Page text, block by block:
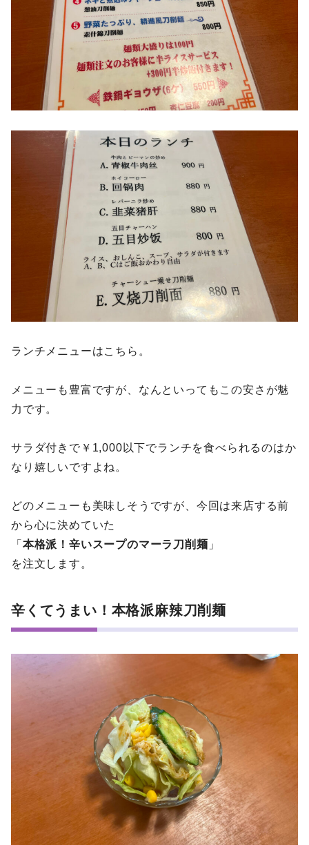
ランチメニューはこちら。
メニューも豊富ですが、なんといってもこの安さが魅
力です。
サラダ付きで￥1,000以下でランチを食べられるのはか
なり嬉しいですよね。
どのメニューも美味しそうですが、今回は来店する前
から心に決めていた
「 本格派！辛いスープのマーラ刀削麺 」
を注文します。
辛くてうまい！本格派麻辣刀削麺